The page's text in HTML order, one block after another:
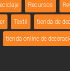
Recursos
Textil tienda de
tienda online de